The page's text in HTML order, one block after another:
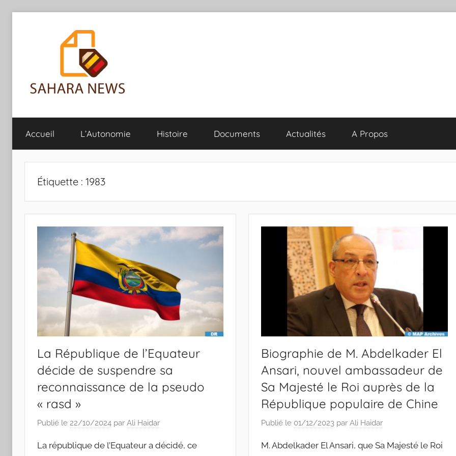
Sahara
News
l'info
sur
Accueil L’Autonomie Histoire Documents Actualités A Propos
Étiquette : 1983
La République de l’Equateur
décide de suspendre sa
reconnaissance de la pseudo
« rasd »
Publié le 22/10/2024 par Ali Haidar
La république de l’Equateur a décidé, ce
Biographie de M. Abdelkader El
Ansari, nouvel ambassadeur de
Sa Majesté le Roi auprès de la
République populaire de Chine
Publié le 01/12/2023 parAli Haidar
M. Abdelkader El Ansari, que Sa Majesté le Roi